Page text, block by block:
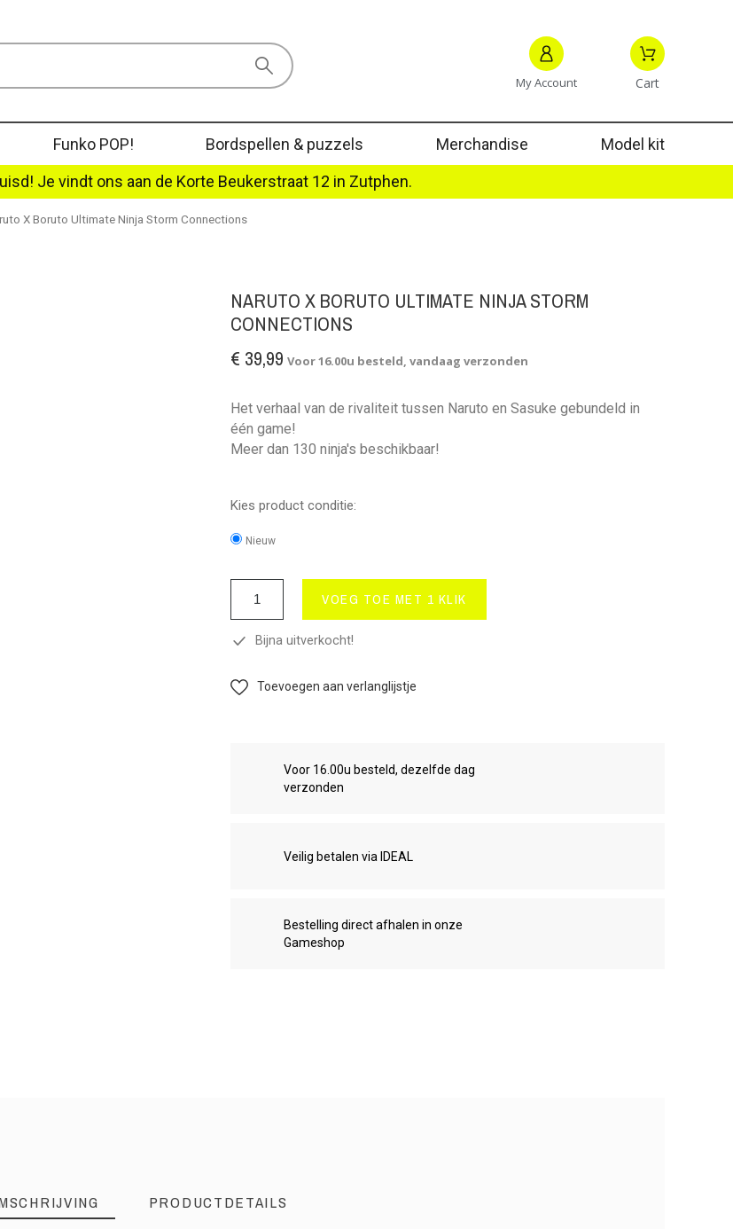
My Account Cart
Funko POP! Bordspellen & puzzels Merchandise
Model kit
Je vindt ons aan de Korte Beukerstraat 12 in Zutphen.
X Boruto Ultimate Ninja Storm Connections
NARUTO X BORUTO ULTIMATE NINJA STORM
CONNECTIONS
€ 39,99 Voor 16.00u besteld, vandaag verzonden
Het verhaal van de rivaliteit tussen Naruto en Sasuke gebundeld in
één game!
Meer dan 130 ninja's beschikbaar!
Kies product conditie:
Nieuw
VOEG TOE MET 1 KLIK
Bijna uitverkocht!
Toevoegen aan verlanglijstje
Voor 16.00u besteld, dezelfde dag
verzonden
Veilig betalen via IDEAL
Bestelling direct afhalen in onze
Gameshop
PRODUCTDETAILS